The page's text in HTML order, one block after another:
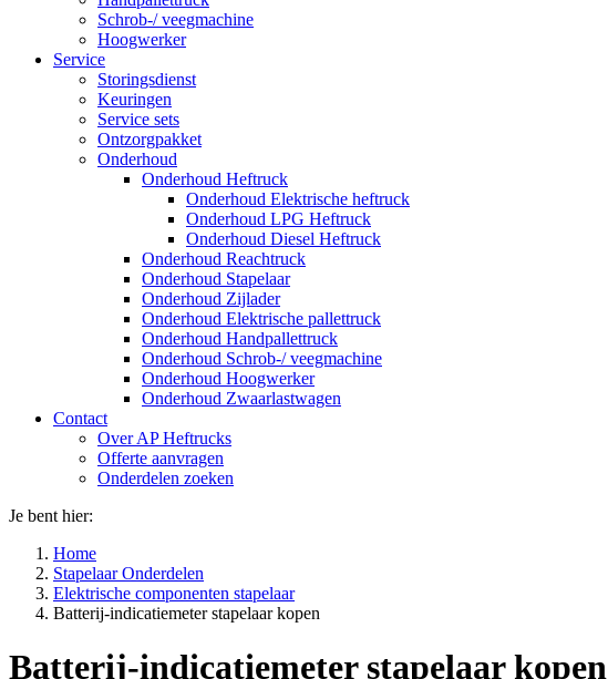
Schrob-/ veegmachine
Hoogwerker
Service
Storingsdienst
Keuringen
Service sets
Ontzorgpakket
Onderhoud
Onderhoud Heftruck
Onderhoud Elektrische heftruck
Onderhoud LPG Heftruck
Onderhoud Diesel Heftruck
Onderhoud Reachtruck
Onderhoud Stapelaar
Onderhoud Zijlader
Onderhoud Elektrische pallettruck
Onderhoud Handpallettruck
Onderhoud Schrob-/ veegmachine
Onderhoud Hoogwerker
Onderhoud Zwaarlastwagen
Contact
Over AP Heftrucks
Offerte aanvragen
Onderdelen zoeken
Je bent hier:
Home
Stapelaar Onderdelen
Elektrische componenten stapelaar
Batterij-indicatiemeter stapelaar kopen
Batterij-indicatiemeter stapelaar kopen